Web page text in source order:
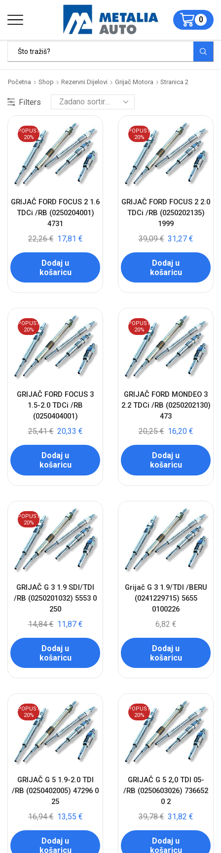
0
Početna Shop Rezervni Dijelovi Grijač Motora Stranica 2
Filters
POPUST
20%
GRIJAČ FORD FOCUS 2 1.6
TDCi /RB (0250204001)
4731
22,26€ 17,81 €
Dodaj u
košaricu
POPUST
20%
GRIJAČ FORD FOCUS 2 2.0
TDCi /RB (0250202135)
1999
39,09€ 31,27 €
Dodaj u
košaricu
POPUST
20%
GRIJAČ FORD FOCUS 3
1.5-2.0 TDCi /RB
(0250404001)
25,41€ 20,33 €
Dodaj u
košaricu
POPUST
20%
GRIJAČ FORD MONDEO 3
2.2 TDCi /RB (0250202130)
473
20,25€ 16,20 €
Dodaj u
košaricu
POPUST
20%
GRIJAČ G 3 1.9 SDI/TDI
/RB (0250201032) 5553 0
250
14,84€ 11,87 €
Dodaj u
košaricu
Grijač G 3 1.9/TDI /BERU
(0241229715) 5655
0100226
6,82 €
Dodaj u
košaricu
POPUST
20%
GRIJAČ G 5 1.9-2.0 TDI
/RB (0250402005) 47296 0
25
16,94€ 13,55 €
Dodaj u
košaricu
POPUST
20%
GRIJAČ G 5 2,0 TDI 05-
/RB (0250603026) 736652
0 2
39,78€ 31,82 €
Dodaj u
košaricu